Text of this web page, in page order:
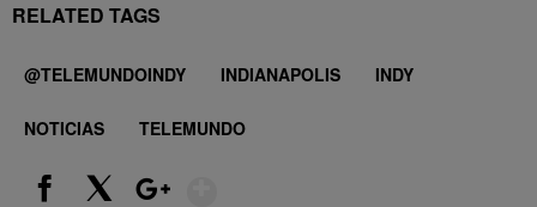
RELATED TAGS
@TELEMUNDOINDY INDIANAPOLIS INDY
NOTICIAS TELEMUNDO